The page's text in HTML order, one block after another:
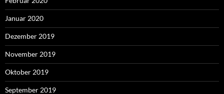
Januar 2020
Dezember 2019
November 2019
Oktober 2019
September 2019